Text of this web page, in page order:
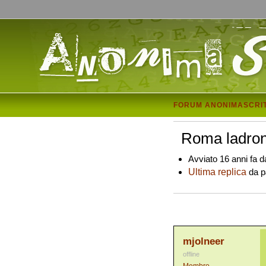
FORUM
Roma
Avviato 16 anni fa
Ultima replica da
mjolneer
offline